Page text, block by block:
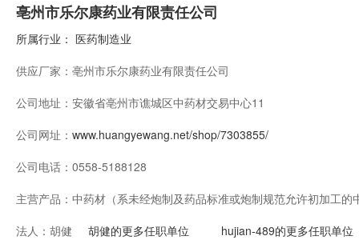
亳州市乐尔康药业有限责任公司
所属行业： 医药制造业
供应厂家： 亳州市乐尔康药业有限责任公司
公司地址： 安徽省亳州市谯城区中药材交易中心11
公司网址： www.huangyewang.net/shop/7303855/
公司电话： 0558-5188128
主营产品： 中药材（系未经炮制及药品标准或炮制规范允许初加工
的凭许可证经营，国家禁止经营的不得经营）。
法人： 胡健 胡健的更多任职单位 hujian-489的更多任职单位